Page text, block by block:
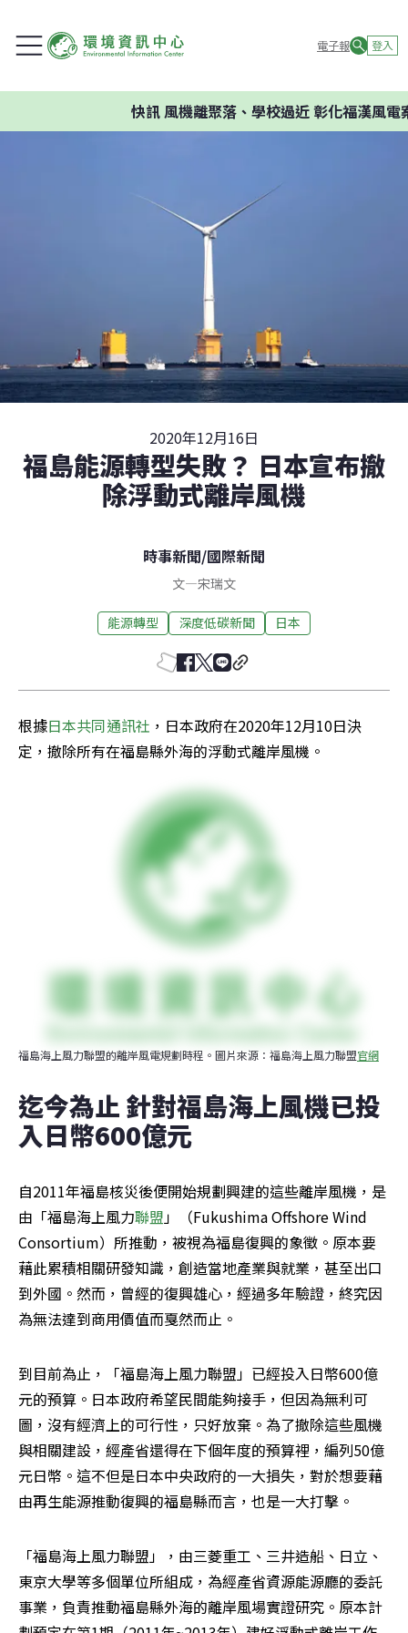
電子報 登入
快訊風機離聚落、學校過近 彰化福漢風電案
2020年12月16日
福島能源轉型失敗？ 日本宣布撤
除浮動式離岸風機
時事新聞/國際新聞
文—宋瑞文
能源轉型 深度低碳新聞 日本
根據日本共同通訊社 ，日本政府在2020年12月10日決
定，撤除所有在福島縣外海的浮動式離岸風機。
福島海上風力聯盟的離岸風電規劃時程。圖片來源：福島海上風力聯盟官網
迄今為止 針對福島海上風機已投
入日幣600億元
自2011年福島核災後便開始規劃興建的這些離岸風機，是
由「福島海上風力聯盟」（Fukushima Offshore Wind
Consortium）所推動，被視為福島復興的象徵。原本要
藉此累積相關研發知識，創造當地產業與就業，甚至出口
到外國。然而，曾經的復興雄心，經過多年驗證，終究因
為無法達到商用價值而戛然而止。
到目前為止，「福島海上風力聯盟」已經投入日幣600億
元的預算。日本政府希望民間能夠接手，但因為無利可
圖，沒有經濟上的可行性，只好放棄。為了撤除這些風機
與相關建設，經產省還得在下個年度的預算裡，編列50億
元日幣。這不但是日本中央政府的一大損失，對於想要藉
由再生能源推動復興的福島縣而言，也是一大打擊。
「福島海上風力聯盟」，由三菱重工、三井造船、日立、
東京大學等多個單位所組成，為經產省資源能源廳的委託
事業，負責推動福島縣外海的離岸風場實證研究。原本計